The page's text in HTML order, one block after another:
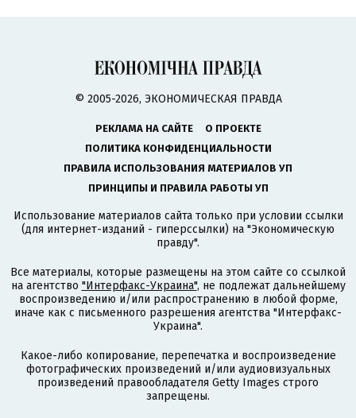
© 2005-2026, ЭКОНОМИЧЕСКАЯ ПРАВДА
РЕКЛАМА НА САЙТЕ
О ПРОЕКТЕ
ПОЛИТИКА КОНФИДЕНЦИАЛЬНОСТИ
ПРАВИЛА ИСПОЛЬЗОВАНИЯ МАТЕРИАЛОВ УП
ПРИНЦИПЫ И ПРАВИЛА РАБОТЫ УП
Использование материалов сайта только при условии ссылки
(для интернет-изданий - гиперссылки) на "Экономическую
правду".
Все материалы, которые размещены на этом сайте со ссылкой
на агентство "Интерфакс-Украина", не подлежат дальнейшему
воспроизведению и/или распространению в любой форме,
иначе как с письменного разрешения агентства "Интерфакс-
Украина".
Какое-либо копирование, перепечатка и воспроизведение
фотографических произведений и/или аудиовизуальных
произведений правообладателя Getty Images строго
запрещены.